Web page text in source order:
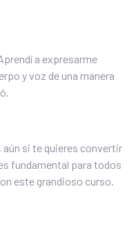
a expresarme
y voz de una manera
aún si te quieres convertir
fundamental para todos
este grandioso curso.